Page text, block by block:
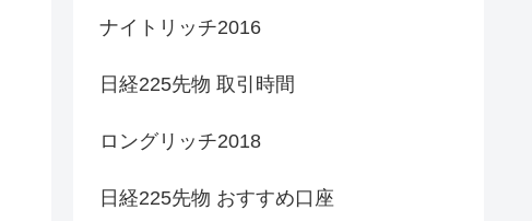
ナイトリッチ2016
日経225先物 取引時間
ロングリッチ2018
日経225先物 おすすめ口座